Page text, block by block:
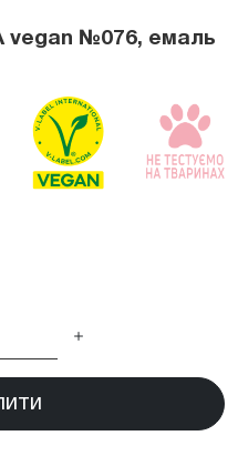
vegan №076, емаль